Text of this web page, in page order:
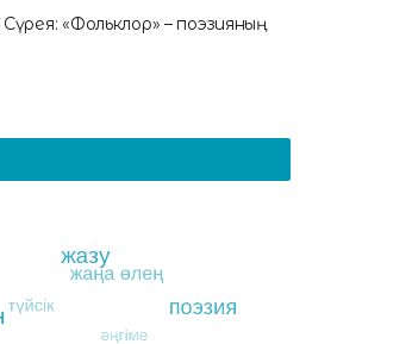
«Фольклор» – поэзияның